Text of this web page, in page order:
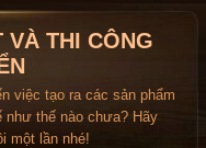
VÀ THI CÔNG
việc tạo ra các sản phẩm
như thế nào chưa? Hãy
một lần nhé!